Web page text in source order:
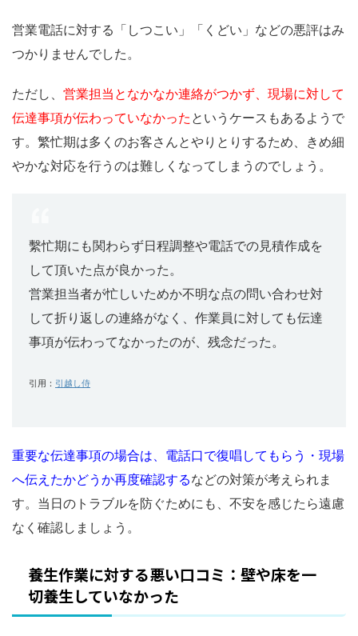
営業電話に対する「しつこい」「くどい」などの悪評はみ
つかりませんでした。
ただし、 営業担当となかなか連絡がつかず、現場に対して
伝達事項が伝わっていなかった というケースもあるようで
す。繁忙期は多くのお客さんとやりとりするため、きめ細
やかな対応を行うのは難しくなってしまうのでしょう。
繫忙期にも関わらず日程調整や電話での見積作成を
して頂いた点が良かった。
営業担当者が忙しいためか不明な点の問い合わせ対
して折り返しの連絡がなく、作業員に対しても伝達
事項が伝わってなかったのが、残念だった。
引用： 引越し侍
重要な伝達事項の場合は、電話口で復唱してもらう・現場
へ伝えたかどうか再度確認するなどの対策が考えられま
す。当日のトラブルを防ぐためにも、不安を感じたら遠慮
なく確認しましょう。
養生作業に対する悪い口コミ：壁や床を一
切養生していなかった